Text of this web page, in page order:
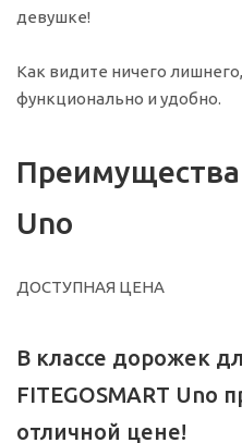
девушке!
Как видите ничего
функционально и удобно.
Преимущества
Uno
ДОСТУПНАЯ ЦЕНА
В классе дорожек
FITEGOSMART Uno
отличной цене!